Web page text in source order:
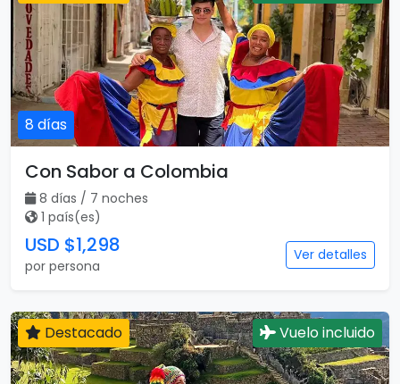
8 días
Con Sabor a Colombia
8 días / 7 noches
1 país(es)
USD $1,298
por persona
Ver detalles
Destacado Vuelo incluido